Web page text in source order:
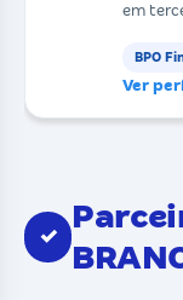
em
BPO
Ver
✓